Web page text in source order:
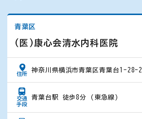
青葉区
(医)康心会清水内科医院
住所
神奈川県横浜市青葉区青葉台1-28-2
交通
手段
青葉台駅 徒歩8分 (東急線)